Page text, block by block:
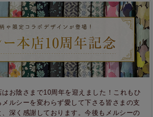
はお陰さまで10周年を迎えました！これもひ
ルシーを変わらず愛して下さる皆さまの支
深く感謝しております。今後もメルシーの